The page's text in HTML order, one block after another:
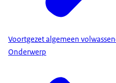
Voortgezet algemeen
Onderwerp